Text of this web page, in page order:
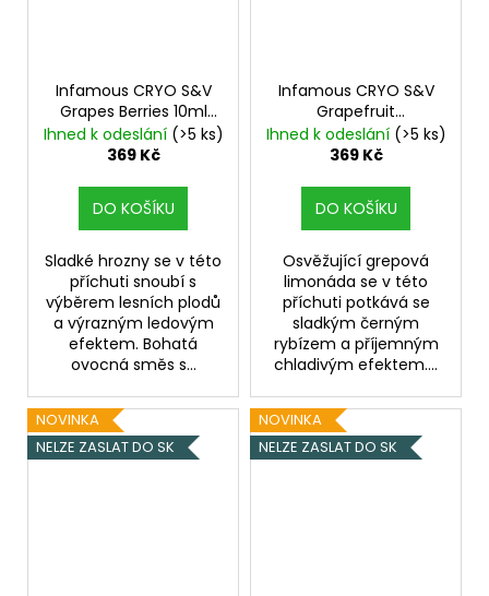
Infamous CRYO S&V
Grapes Berries 10ml
Ledové hroznové víno
s lesními plody
Ihned k odeslání (>5 ks)
369 Kč
DO KOŠÍKU
Sladké hrozny se v této
příchuti snoubí s
výběrem lesních plodů
a výrazným ledovým
efektem. Bohatá
ovocná směs s...
Infamous CRYO S&V
Grapefruit
Blackcurrant 10ml
vychlazený grep s
Ihned k odeslání (>5 ks)
369 Kč
DO KOŠÍKU
Osvěžující grepová
limonáda se v této
příchuti potkává se
sladkým černým
rybízem a příjemným
chladivým efektem....
NOVINKA
NELZE ZASLAT DO SK
NOVINKA
NELZE ZASLAT DO SK